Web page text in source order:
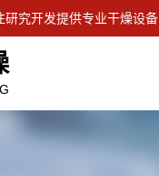
究开发提供专业干燥设备